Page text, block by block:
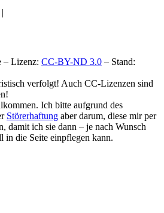
|
– Lizenz: CC-BY-ND 3.0 – Stand:
verfolgt! Auch CC-Lizenzen sind
Ich bitte aufgrund des
Störerhaftung aber darum, diese mir per
damit ich sie dann – je nach Wunsch
in die Seite einpflegen kann.